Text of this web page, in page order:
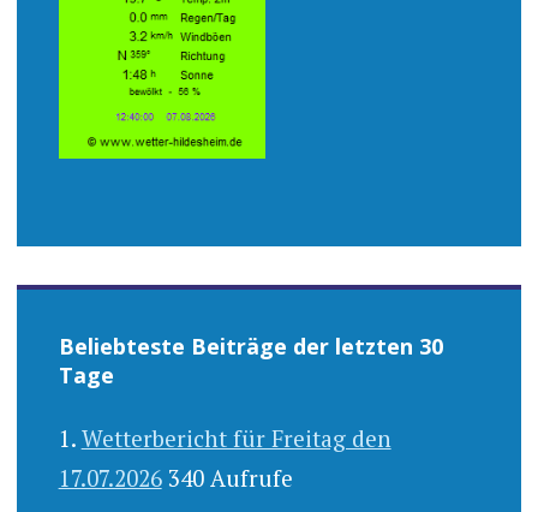
Beliebteste Beiträge der letzten 30
Tage
Wetterbericht für Freitag den
17.07.2026 340 Aufrufe